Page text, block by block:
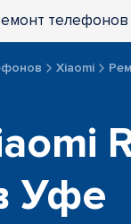
+7 (347)
телефонов
Xiaomi
Уфе